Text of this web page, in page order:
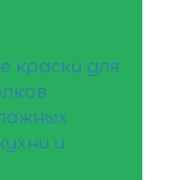
краски для
и